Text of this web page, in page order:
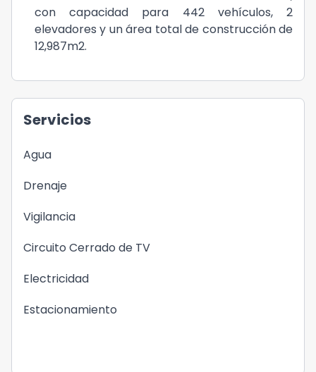
con capacidad para 442 vehículos, 2
elevadores y un área total de construcción de
12,987m2.
Servicios
Agua
Drenaje
Vigilancia
Circuito Cerrado de TV
Electricidad
Estacionamiento